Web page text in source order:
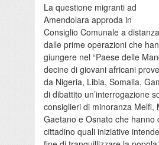
La questione migranti ad
Amendolara approda in
Consiglio Comunale a
dalle prime operazioni che
giungere nel “Paese delle
decine di giovani africani
da Nigeria, Libia, Somalia,
di dibattito un’interrogazione
consiglieri di minoranza Melfi,
Gaetano e Osnato che hanno
cittadino quali iniziative